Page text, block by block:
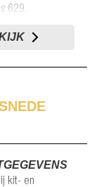
629.
kit- en